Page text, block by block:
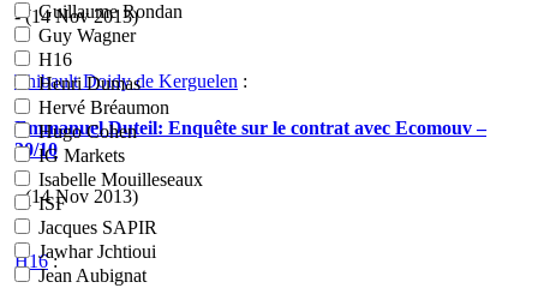
Guillaume Rondan
Guy Wagner
H16
Henri Dumas
Hervé Bréaumon
Hugo Cohen
IG Markets
Isabelle Mouilleseaux
ISF
Jacques SAPIR
Jawhar Jchtioui
Jean Aubignat
- (14 Nov 2013)
Thibault Doidy de Kerguelen :
Emmanuel Duteil: Enquête sur le contrat avec Ecomouv –
30/10
- (14 Nov 2013)
H16: